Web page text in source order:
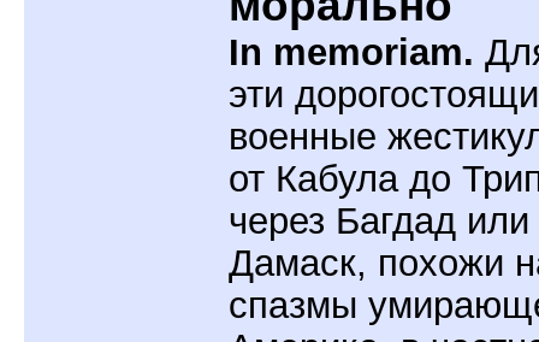
In memoriam.
эти
военные
от Кабула до
через Багдад или
Дамаск, похожи
спазмы